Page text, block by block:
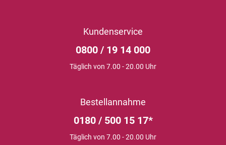
Kundenservice
0800 / 19 14 000
Täglich von 7.00 - 20.00 Uhr
Bestellannahme
0180 / 500 15 17*
Täglich von 7.00 - 20.00 Uhr